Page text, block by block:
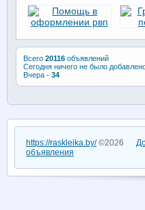
Всего 20116объявлений
Сегодня ничего не было
Вчера - 34
https://raskleika.by/©2026
объявления